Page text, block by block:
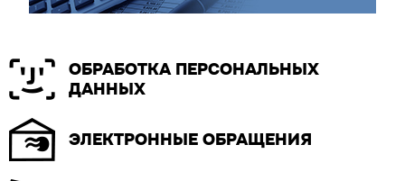
ОБРАБОТКА ПЕРСОНАЛЬНЫХ
ДАННЫХ
ЭЛЕКТРОННЫЕ ОБРАЩЕНИЯ